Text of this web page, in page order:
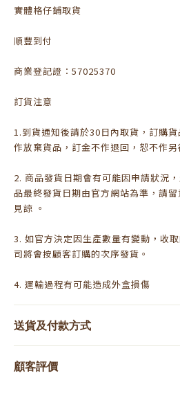
實體格仔鋪取貨
順豐到付
商業登記證：57025370
訂貨注意
1.到貨通知後請於30日內取貨，訂購
作放棄貨品，訂金不作退回，恕不作另
2. 商品發貨日期會有可能因申請狀況
品最終發貨日期由官方網站為準，請
見諒 。
3. 如官方決定因生產數量有變動，收
司將會按顧客訂購的次序發貨。
4. 運輸過程有可能造成外盒損傷
送貨及付款方式
顧客評價